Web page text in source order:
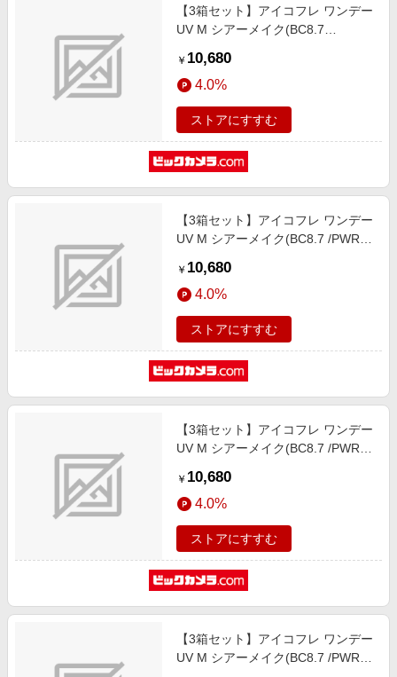
【3箱セット】アイコフレ ワンデー
UV M シアーメイク(BC8.7
￥ 10,680
4.0%
ストアにすすむ
【3箱セット】アイコフレ ワンデー
UV M シアーメイク(BC8.7 /PWR-
￥ 10,680
4.0%
ストアにすすむ
【3箱セット】アイコフレ ワンデー
UV M シアーメイク(BC8.7 /PWR-
￥ 10,680
4.0%
ストアにすすむ
【3箱セット】アイコフレ ワンデー
UV M シアーメイク(BC8.7 /PWR-